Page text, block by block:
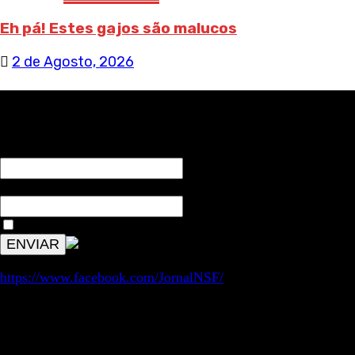
Eh pá! Estes gajos são malucos
2 de Agosto, 2026
https://www.facebook.com/JornalNSF/